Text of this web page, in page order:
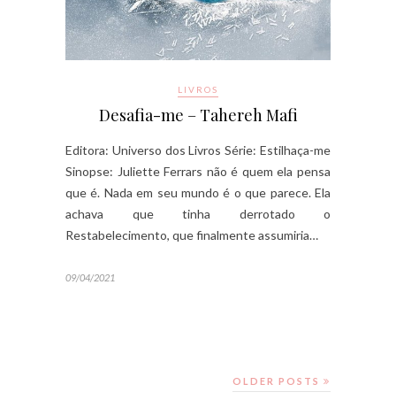
LIVROS
Desafia-me – Tahereh Mafi
Editora: Universo dos Livros Série: Estilhaça-me
Sinopse: Juliette Ferrars não é quem ela pensa
que é. Nada em seu mundo é o que parece. Ela
achava que tinha derrotado o
Restabelecimento, que finalmente assumiria…
09/04/2021
OLDER POSTS